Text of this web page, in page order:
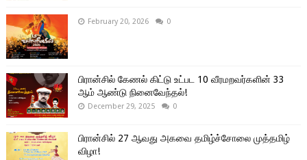
February 20, 2026 0
பிரான்சில் கேணல் கிட்டு உட்பட 10 வீரமறவர்களின் 33
ஆம் ஆண்டு நினைவேந்தல்!
December 29, 2025 0
பிரான்சில் 27 ஆவது அகவை தமிழ்ச்சோலை முத்தமிழ்
விழா!